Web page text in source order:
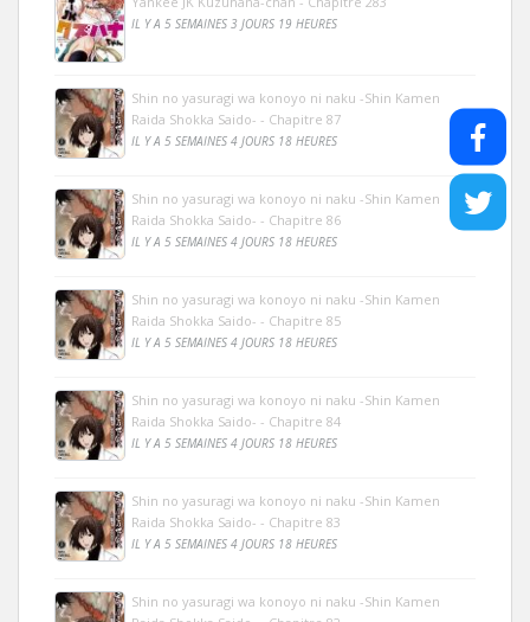
IL Y A 5 SEMAINES 3 JOURS 19 HEURES
Shin no yasuragi wa konoyo ni naku -Shin Kamen
Raida Shokka Saido- - Chapitre 87
IL Y A 5 SEMAINES 4 JOURS 18 HEURES
Shin no yasuragi wa konoyo ni naku -Shin Kamen
Raida Shokka Saido- - Chapitre 86
IL Y A 5 SEMAINES 4 JOURS 18 HEURES
Shin no yasuragi wa konoyo ni naku -Shin Kamen
Raida Shokka Saido- - Chapitre 85
IL Y A 5 SEMAINES 4 JOURS 18 HEURES
Shin no yasuragi wa konoyo ni naku -Shin Kamen
Raida Shokka Saido- - Chapitre 84
IL Y A 5 SEMAINES 4 JOURS 18 HEURES
Shin no yasuragi wa konoyo ni naku -Shin Kamen
Raida Shokka Saido- - Chapitre 83
IL Y A 5 SEMAINES 4 JOURS 18 HEURES
Shin no yasuragi wa konoyo ni naku -Shin Kamen